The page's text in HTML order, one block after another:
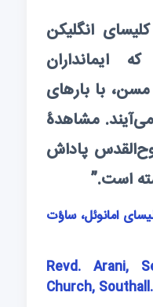
انگلیکن
ایمانداران
با بارهای
مشاهدۀ
پاداش
است.”
امانوئل، ساؤت
Revd. Arani,
Church, Southall.